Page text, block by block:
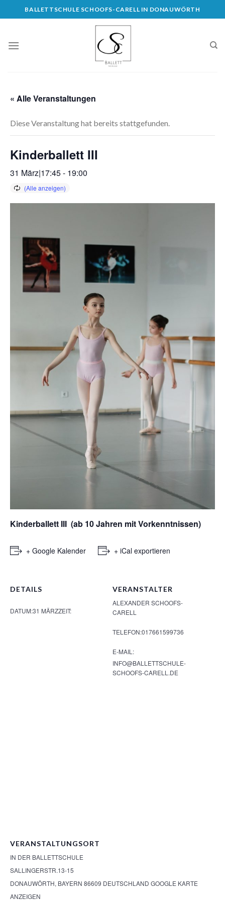
to
BALLETTSCHULE SCHOOFS-CARELL IN DONAUWÖRTH
« Alle Veranstaltungen
Diese Veranstaltung hat bereits stattgefunden.
Kinderballett III
31 März|17:45- 19:00
Kinderballett III (ab 10 Jahren mit Vorkenntnissen)
+ Google Kalender + iCal exportieren
DETAILS
DATUM:31 MÄRZZEIT:
VERANSTALTER
ALEXANDER SCHOOFS-
CARELL
TELEFON:017661599736
E-MAIL:
INFO@BALLETTSCHULE-
SCHOOFS-CARELL.DE
VERANSTALTUNGSORT
IN DER BALLETTSCHULE
SALLINGERSTR.13-15
DONAUWÖRTH, BAYERN 86609 DEUTSCHLAND GOOGLE KARTE
ANZEIGEN